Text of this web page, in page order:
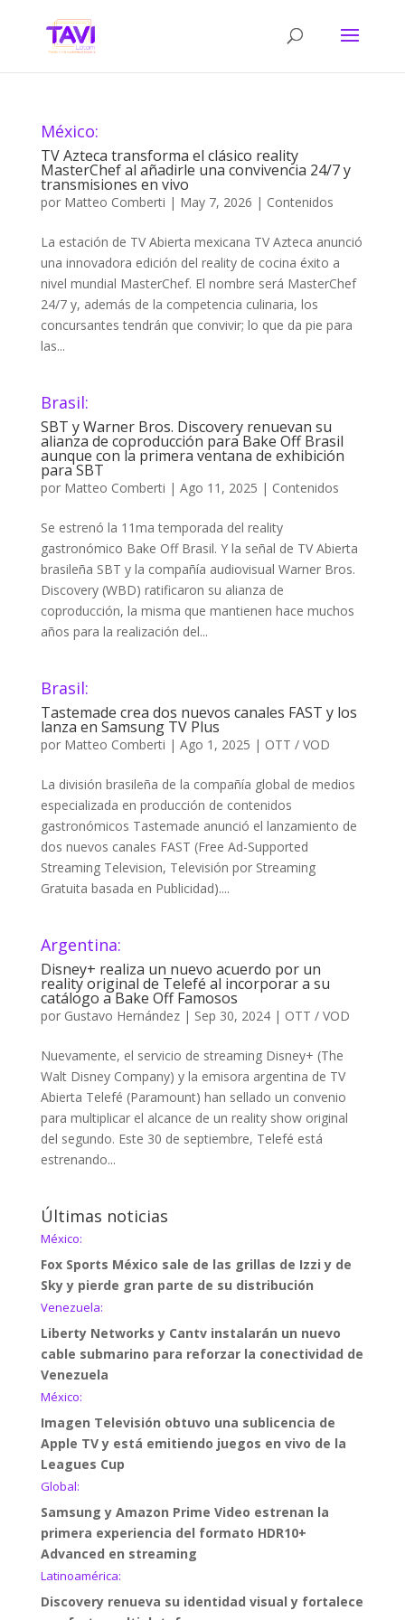
México:
TV Azteca transforma el clásico reality
MasterChef al añadirle una convivencia 24/7 y
transmisiones en vivo
por Matteo Comberti | May 7, 2026 | Contenidos
La estación de TV Abierta mexicana TV Azteca anunció
una innovadora edición del reality de cocina éxito a
nivel mundial MasterChef. El nombre será MasterChef
24/7 y, además de la competencia culinaria, los
concursantes tendrán que convivir; lo que da pie para
las...
Brasil:
SBT y Warner Bros. Discovery renuevan su
alianza de coproducción para Bake Off Brasil
aunque con la primera ventana de exhibición
para SBT
por Matteo Comberti | Ago 11, 2025 | Contenidos
Se estrenó la 11ma temporada del reality
gastronómico Bake Off Brasil. Y la señal de TV Abierta
brasileña SBT y la compañía audiovisual Warner Bros.
Discovery (WBD) ratificaron su alianza de
coproducción, la misma que mantienen hace muchos
años para la realización del...
Brasil:
Tastemade crea dos nuevos canales FAST y los
lanza en Samsung TV Plus
por Matteo Comberti | Ago 1, 2025 | OTT / VOD
La división brasileña de la compañía global de medios
especializada en producción de contenidos
gastronómicos Tastemade anunció el lanzamiento de
dos nuevos canales FAST (Free Ad-Supported
Streaming Television, Televisión por Streaming
Gratuita basada en Publicidad)....
Argentina:
Disney+ realiza un nuevo acuerdo por un
reality original de Telefé al incorporar a su
catálogo a Bake Off Famosos
por Gustavo Hernández| Sep 30, 2024| OTT / VOD
Nuevamente, el servicio de streaming Disney+ (The
Walt Disney Company) y la emisora argentina de TV
Abierta Telefé (Paramount) han sellado un convenio
para multiplicar el alcance de un reality show original
del segundo. Este 30 de septiembre, Telefé está
estrenando...
Últimas noticias
México:
Fox Sports México sale de las grillas de Izzi y de
Sky y pierde gran parte de su distribución
Venezuela:
Liberty Networks y Cantv instalarán un nuevo
cable submarino para reforzar la conectividad de
Venezuela
México:
Imagen Televisión obtuvo una sublicencia de
Apple TV y está emitiendo juegos en vivo de la
Leagues Cup
Global:
Samsung y Amazon Prime Video estrenan la
primera experiencia del formato HDR10+
Advanced en streaming
Latinoamérica:
Discovery renueva su identidad visual y fortalece